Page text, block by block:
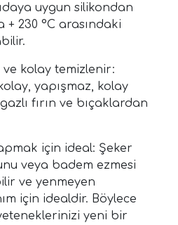
uygun silikondan
+ 230 °C arasındaki
kolay temizlenir:
yapışmaz, kolay
fırın ve bıçaklardan
için ideal: Şeker
veya badem ezmesi
ve yenmeyen
için idealdir. Böylece
yeni bir